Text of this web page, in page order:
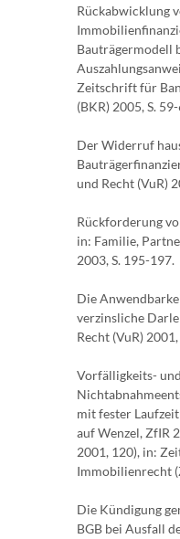
Rückabwicklung
Bauträgermodell
Zeitschrift für
(BKR) 2005, S.
Der Widerruf
und Recht (VuR)
Rückforderung
in: Familie,
2003, S. 195-197.
Die
verzinsliche
Recht (VuR)
Vorfälligkeits- und
mit fester
auf Wenzel, ZfIR
2001, 120), in:
Immobilienrecht
Die Kündigung
BGB bei Ausfall